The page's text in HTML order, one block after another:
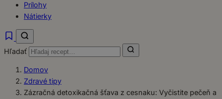
Prílohy
Nátierky
Hľadať
Domov
Zdravé tipy
Zázračná detoxikačná šťava z cesnaku: Vyčistite pečeň a